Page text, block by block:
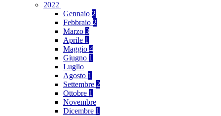
2022
Gennaio 2
Febbraio 2
Marzo 3
Aprile 1
Maggio 4
Giugno 1
Luglio
Agosto 1
Settembre 2
Ottobre 1
Novembre
Dicembre 1